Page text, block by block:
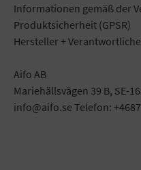
Informationen gemäß der
Produktsicherheit (GPSR)
Hersteller +
Aifo AB
Mariehällsvägen 39 B, SE-
info@aifo.se Telefon: